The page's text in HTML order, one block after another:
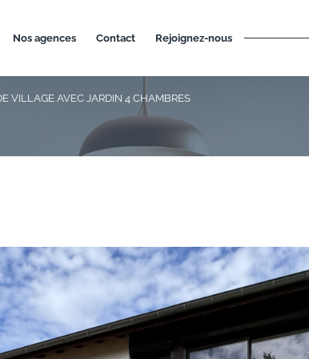
nos agences contact rejoignez-nous
VILLAGE AVEC JARDIN 4 CHAMBRES